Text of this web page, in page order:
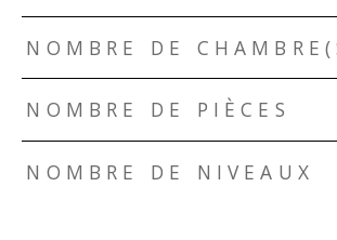
NOMBRE DE
NOMBRE DE PIÈCES
NOMBRE DE NIVEAUX